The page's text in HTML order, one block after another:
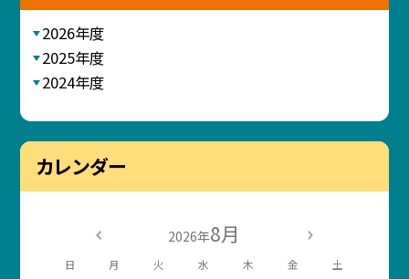
2026年度
2025年度
2024年度
カレンダー
2026年8月
日 月 火 水 木 金 土